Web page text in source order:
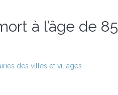
à l’âge de 85
des villes et villages